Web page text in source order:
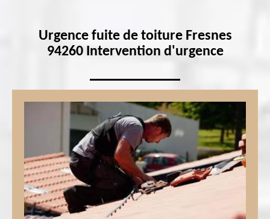
Urgence fuite de toiture Fresnes
94260 Intervention d'urgence